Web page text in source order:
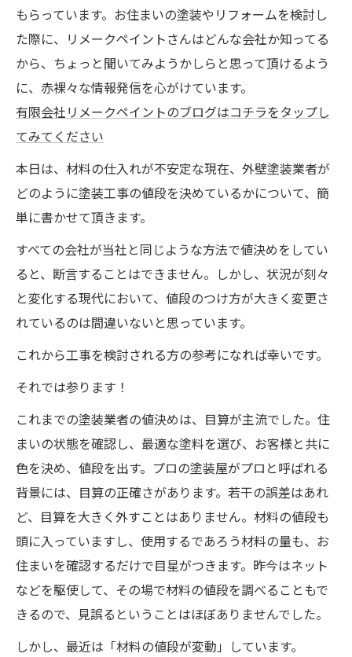
もらっています。お住まいの塗装やリフォームを検討し
た際に、リメークペイントさんはどんな会社か知ってる
から、ちょっと聞いてみようかしらと思って頂けるよう
に、赤裸々な情報発信を心がけています。
有限会社リメークペイントのブログはコチラをタップし
てみてください
本日は、材料の仕入れが不安定な現在、外壁塗装業者が
どのように塗装工事の値段を決めているかについて、簡
単に書かせて頂きます。
すべての会社が当社と同じような方法で値決めをしてい
ると、断言することはできません。しかし、状況が刻々
と変化する現代において、値段のつけ方が大きく変更さ
れているのは間違いないと思っています。
これから工事を検討される方の参考になれば幸いです。
それでは参ります！
これまでの塗装業者の値決めは、目算が主流でした。住
まいの状態を確認し、最適な塗料を選び、お客様と共に
色を決め、値段を出す。プロの塗装屋がプロと呼ばれる
背景には、目算の正確さがあります。若干の誤差はあれ
ど、目算を大きく外すことはありません。材料の値段も
頭に入っていますし、使用するであろう材料の量も、お
住まいを確認するだけで目星がつきます。昨今はネット
などを駆使して、その場で材料の値段を調べることもで
きるので、見誤るということはほぼありませんでした。
しかし、最近は「材料の値段が変動」しています。